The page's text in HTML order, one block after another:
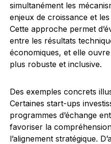
simultanément les
enjeux de croissance et
Cette approche permet
entre les résultats
économiques, et elle
plus robuste et inclusive.
Des exemples concrets
Certaines start-ups
programmes d’échange
favoriser la
l’alignement stratégique.